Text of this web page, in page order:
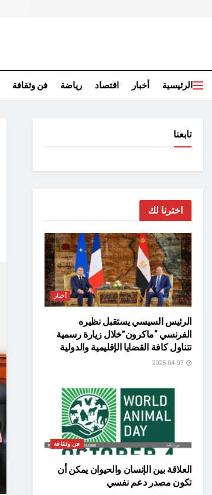
الرئيسية أخبار اقتصاد رياضة فن وثقافة
تابعنا
اخترنا لك
أخبار
الرئيس السيسي يستقبل نظيره
الفرنسي “ماكرون”خلال زيارة رسمية
تتناول كافة القضايا الإقليمية والدولية
فن وثقافة
العلاقة بين الإنسان والحيوان يمكن أن
تكون مصدر دعم نفسي